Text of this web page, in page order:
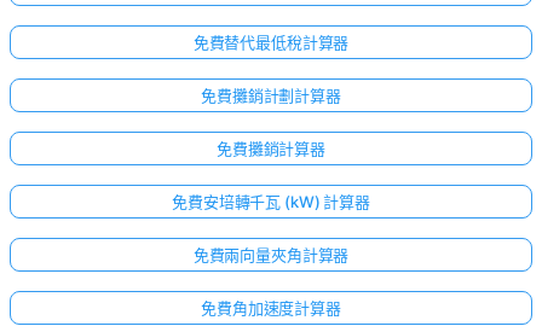
免費替代最低稅計算器
免費攤銷計劃計算器
免費攤銷計算器
免費安培轉千瓦 (kW) 計算器
免費兩向量夾角計算器
免費角加速度計算器